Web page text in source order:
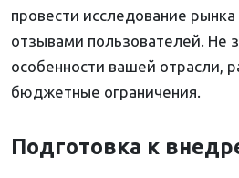
провести исследование
отзывами пользователей. Не
особенности вашей отрасли,
бюджетные ограничения.
Подготовка к